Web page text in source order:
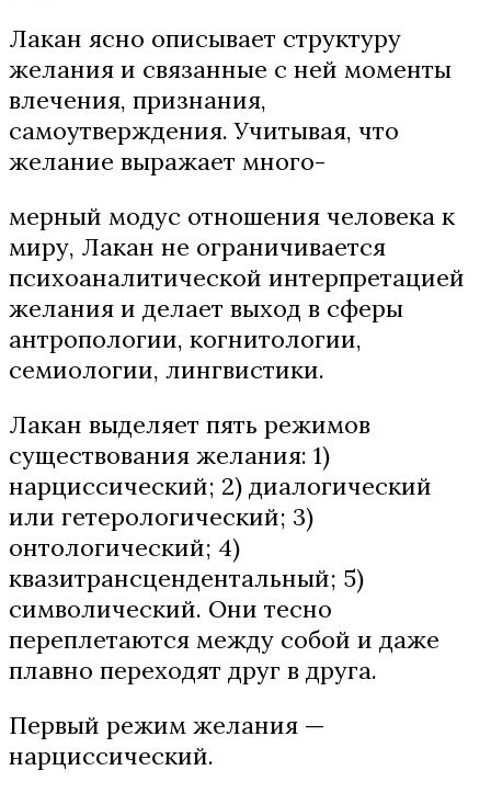
Лакан ясно описывает структуру
желания и связанные с ней моменты
влечения, признания,
самоутверждения. Учитывая, что
желание выражает много-
мерный модус отношения человека к
миру, Лакан не ограничивается
психоаналитической интерпретацией
желания и делает выход в сферы
антропологии, когнитологии,
семиологии, лингвистики.
Лакан выделяет пять режимов
существования желания: 1)
нарциссический; 2) диалогический
или гетерологический; 3)
онтологический; 4)
квазитрансцендентальный; 5)
символический. Они тесно
переплетаются между собой и даже
плавно переходят друг в друга.
Первый режим желания —
нарциссический.